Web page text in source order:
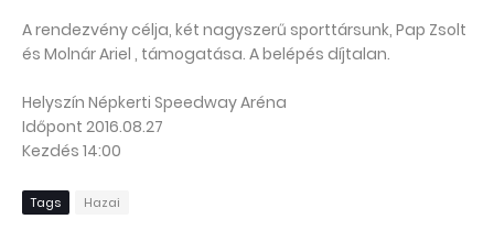
A rendezvény célja, két nagyszerű sporttársunk, Pap Zsolt
és Molnár Ariel , támogatása. A belépés díjtalan.
Helyszín Népkerti Speedway Aréna
Időpont 2016.08.27
Kezdés 14:00
Tags Hazai